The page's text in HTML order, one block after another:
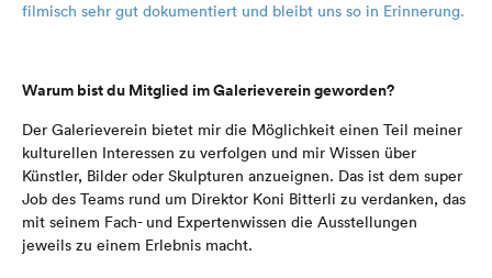
filmisch sehr gut dokumentiert und bleibt uns so in Erinnerung.
Warum bist du Mitglied im Galerieverein geworden?
Der Galerieverein bietet mir die Möglichkeit einen Teil meiner
kulturellen Interessen zu verfolgen und mir Wissen über
Künstler, Bilder oder Skulpturen anzueignen. Das ist dem super
Job des Teams rund um Direktor Koni Bitterli zu verdanken, das
mit seinem Fach- und Expertenwissen die Ausstellungen
jeweils zu einem Erlebnis macht.